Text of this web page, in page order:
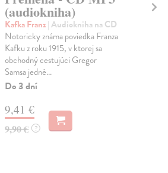
(audiokniha)
Kafka Franz| Audiokniha na CD
Notoricky známa poviedka Franza
Kafku z roku 1915, v ktorej sa
obchodný cestujúci Gregor
Samsa jedné...
Do 3 dní
9,41 €
9,90 € ?